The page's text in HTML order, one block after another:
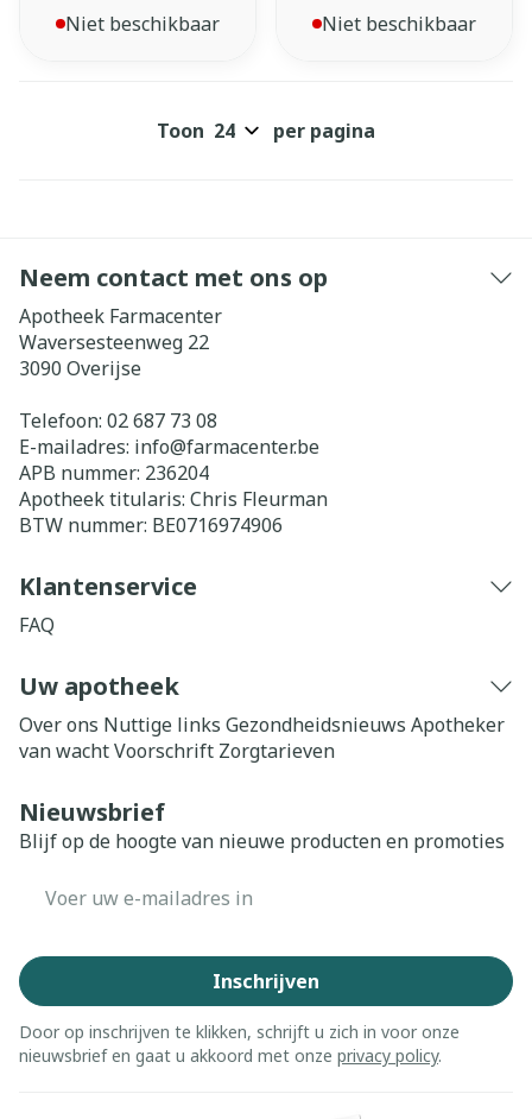
Niet beschikbaar Niet beschikbaar
Toon per pagina
Neem contact met ons op
Apotheek Farmacenter
Waversesteenweg 22
3090 Overijse
Telefoon: 02 687 73 08
E-mailadres: info@farmacenter.be
APB nummer: 236204
Apotheek titularis: Chris Fleurman
BTW nummer: BE0716974906
Klantenservice
FAQ
Uw apotheek
Over ons Nuttige links Gezondheidsnieuws Apotheker
van wachtVoorschrift Zorgtarieven
Nieuwsbrief
Blijf op de hoogte van nieuwe producten en promoties
Inschrijven
Door op inschrijven te klikken, schrijft u zich in voor onze
nieuwsbrief en gaat u akkoord met onze privacy policy.